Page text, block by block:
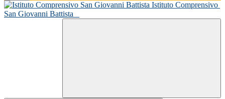
Istituto Comprensivo
San Giovanni Battista